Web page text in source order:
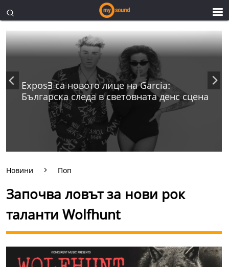
ExposƎ са новото лице на Garcia:
Българска следа в световната денс сцена
Новини Поп
Започва ловът за нови рок
таланти Wolfhunt